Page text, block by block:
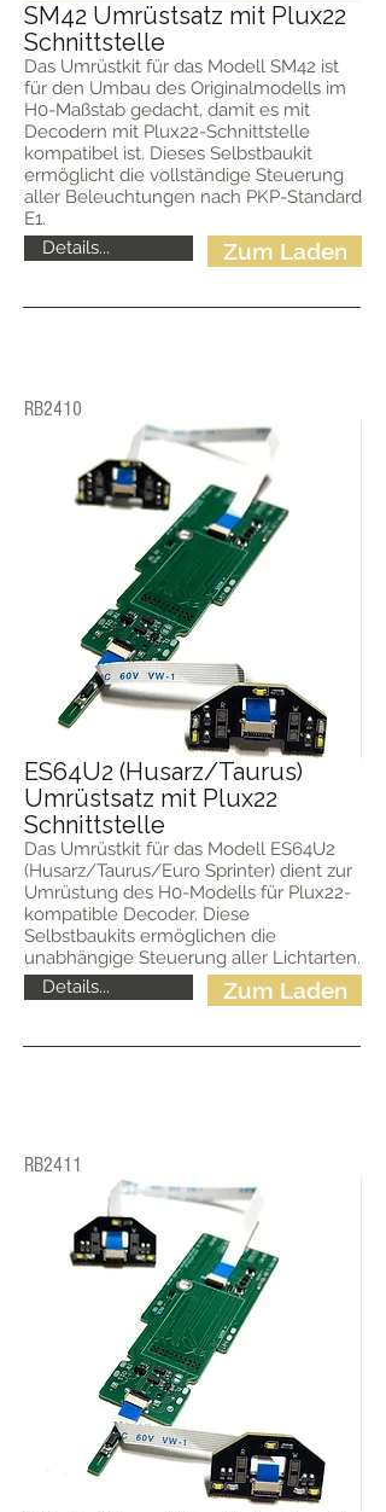
SM42 Umrüstsatz mit Plux22
Schnittstelle
Das Umrüstkit für das Modell SM42 ist
für den Umbau des Originalmodells im
H0-Maßstab gedacht, damit es mit
Decodern mit Plux22-Schnittstelle
kompatibel ist. Dieses Selbstbaukit
ermöglicht die vollständige Steuerung
aller Beleuchtungen nach PKP-Standard
E1.
Details...
Zum Laden
RB2410
ES64U2 (Husarz/Taurus)
Umrüstsatz mit Plux22
Schnittstelle
Das Umrüstkit für das Modell ES64U2
(Husarz/Taurus/Euro Sprinter) dient zur
Umrüstung des H0-Modells für Plux22-
kompatible Decoder. Diese
Selbstbaukits ermöglichen die
unabhängige Steuerung aller Lichtarten.
Details...
Zum Laden
RB2411